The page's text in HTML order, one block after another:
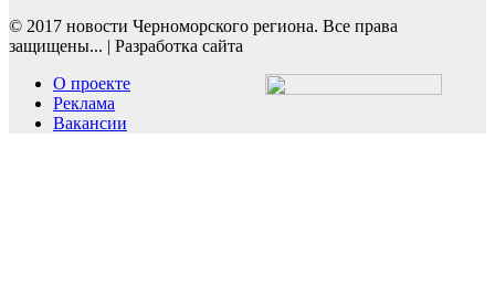
© 2017 новости Черноморского региона. Все права
защищены... | Разработка сайта
О проекте
Реклама
Вакансии